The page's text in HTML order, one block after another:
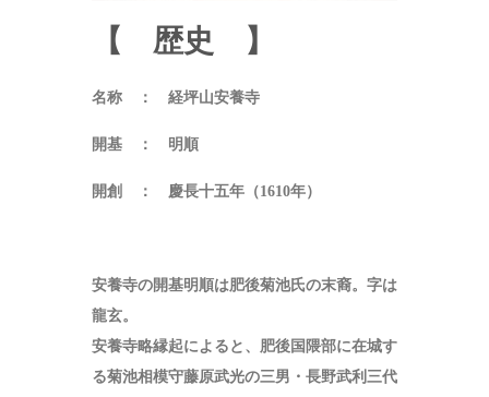
【 歴史 】
名称 ： 経坪山安養寺
開基 ： 明順
開創 ： 慶長十五年（1610年）
安養寺の開基明順は肥後菊池氏の末裔。字は
龍玄。
安養寺略縁起によると、肥後国隈部に在城す
る菊池相模守藤原武光の三男・長野武利三代